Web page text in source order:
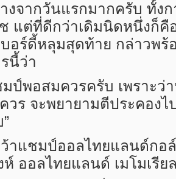
งจากวันแรกมากครับ ทั้ง
แต่ที่ดีกว่าเดิมนิดหนึ่งก็คื
อร์ดี้หลุมสุดท้าย กล่าวพร้
นี้ว่า
ป์พอสมควรครับ เพราะว่
ร จะพยายามตีประคองไ
าแชมป์ออลไทยแลนด์กอ
ห์ ออลไทยแลนด์ เมโมเรีย